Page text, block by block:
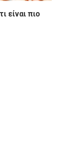
είναι πιο